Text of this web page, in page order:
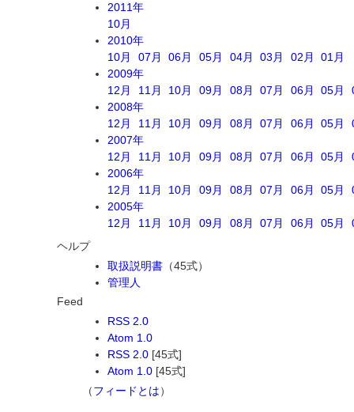
2011年
10月
2010年
10月
07月 06月 05月 04月 03月 02月
01月
2009年
12月
11月 10月 09月 08月 07月 06月 05月
2008年
12月
11月 10月 09月 08月 07月 06月 05月
2007年
12月
11月 10月 09月 08月 07月 06月 05月
2006年
12月
11月 10月 09月 08月 07月 06月 05月
2005年
12月
11月 10月 09月 08月 07月 06月 05月
ヘルプ
取扱説明書 （45式）
管理人
Feed
RSS 2.0
Atom 1.0
RSS 2.0 [45式]
Atom 1.0 [45式]
（フィードとは）